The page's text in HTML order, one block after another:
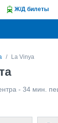
Ж/Д билеты
La Vinya
- 34 мин.